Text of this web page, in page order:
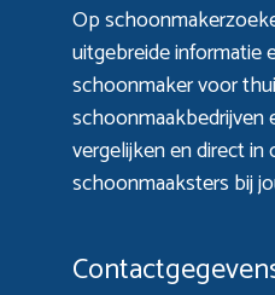
Op
uitgebreide informatie
schoonmaker voor
schoonmaakbedrijven
vergelijken en direct
schoonmaaksters bij